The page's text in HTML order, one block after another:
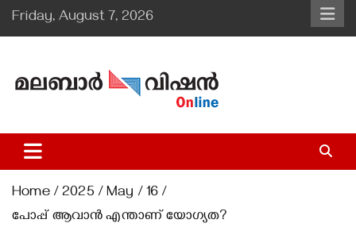
Skip
to
Friday, August 7, 2026
Malabar Vision Online
Illuminating Diocesan News with Divine Clarity.
Home 2025 May
16
പോപ്പ് ആവാന്‍ എന്താണ് യോഗ്യത?